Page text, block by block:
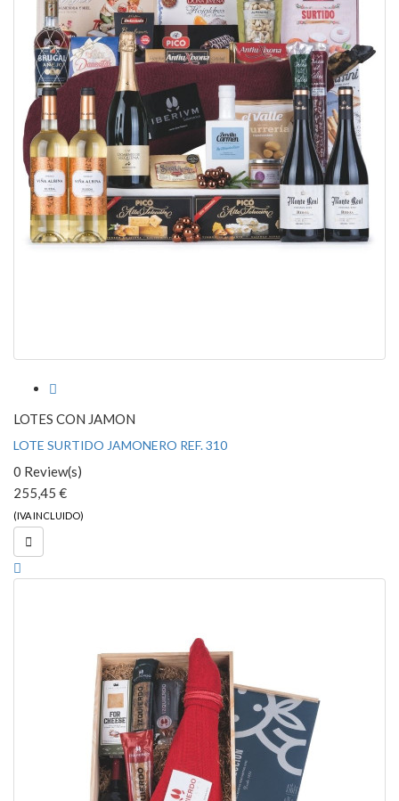

LOTES CON JAMON
LOTE SURTIDO JAMONERO REF. 310
0 Review(s)
255,45 €
(IVA INCLUIDO)
